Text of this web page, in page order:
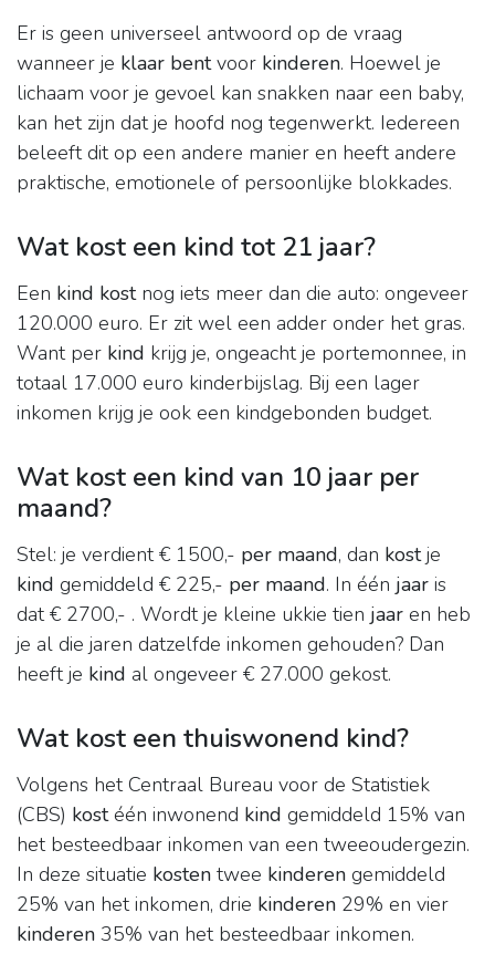
Er is geen universeel antwoord op de vraag
wanneer je klaar bentvoor kinderen. Hoewel je
lichaam voor je gevoel kan snakken naar een baby,
kan het zijn dat je hoofd nog tegenwerkt. Iedereen
beleeft dit op een andere manier en heeft andere
praktische, emotionele of persoonlijke blokkades.
Wat kost een kind tot 21 jaar?
Een kind kostnog iets meer dan die auto: ongeveer
120.000 euro. Er zit wel een adder onder het gras.
Want per kind krijg je, ongeacht je portemonnee, in
totaal 17.000 euro kinderbijslag. Bij een lager
inkomen krijg je ook een kindgebonden budget.
Wat kost een kind van 10 jaar per
maand?
Stel: je verdient € 1500,- per maand, dan kostje
kind gemiddeld € 225,- per maand. In één jaar is
dat € 2700,- . Wordt je kleine ukkie tien jaar en heb
je al die jaren datzelfde inkomen gehouden? Dan
heeft je kind al ongeveer € 27.000 gekost.
Wat kost een thuiswonend kind?
Volgens het Centraal Bureau voor de Statistiek
(CBS) kostéén inwonend kind gemiddeld 15% van
het besteedbaar inkomen van een tweeoudergezin.
In deze situatie kosten twee kinderen gemiddeld
25% van het inkomen, drie kinderen 29% en vier
kinderen 35% van het besteedbaar inkomen.